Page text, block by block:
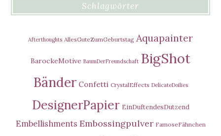
Schlagwörter
Afterthoughts AllesGuteZumGeburtstag Aquapainter
BarockeMotive BaumDerFreundschaft BigShot
Bänder Confetti CrystalEffects DelicateDoilies
DesignerPapier EinDuftendesDutzend
Embellishments Embossingpulver FamoseFähnchen